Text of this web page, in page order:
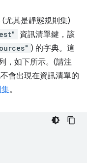
尤其是靜態規則集)
資訊清單鍵，該
) 的字典。這
，如下所示。(請注
會出現在資訊清單的
。